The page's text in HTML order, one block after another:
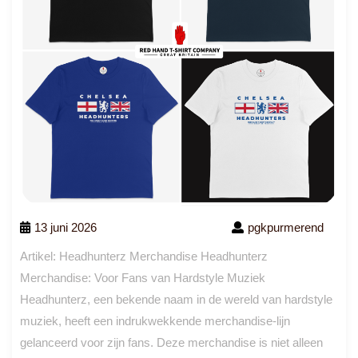
13 juni 2026 pgkpurmerend
Artikel: Headhunterz Merchandise Headhunterz
Merchandise: Voor Fans van Hardstyle Muziek
Headhunterz, een bekende naam in de wereld van hardstyle
muziek, heeft een indrukwekkende merchandise-lijn
gelanceerd voor zijn fans. Deze merchandise is niet alleen